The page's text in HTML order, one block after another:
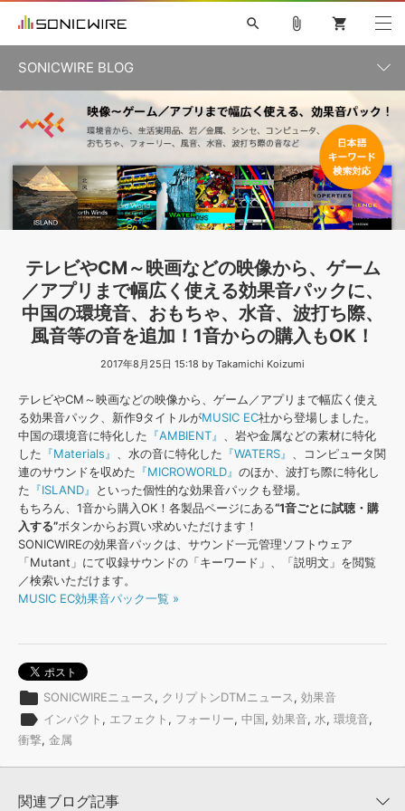
ソフト音源 »
プラグイン・エフェクト »
ソフトウェア／ツール »
効果音 »
BGM »
キャンペーン »
ニュースレター »
SONICWIREブログ »
製品サポート情報 »
DTMガイド »
お問い合わせ »
音楽カード製作サービス
無償のサウンド管理ソフト
次世代型ボーカル・エディタ
APS 映像のBGM・セリフを音声分離
SLS
search
初音ミク V4X 鏡音リン・レン V4X
巡音ルカ V4X
ボーカル抜き出し
MEIKO V3 KAITO V3
MASSIVE
SYLENTH1
VOCALOID VIENNA
ライセンスフリーBGM
TOONTRACK
サンプルパックを試そう
MUTANT
シネマティック音源特集
EZdrummer2
KOTO NATION
ソフト音源 プラグイン・エフェクト サンプルパック
ソフトウェア／ツール DAW 効果音 BGM
attach_file shopping_cart
SONICWIRE BLOG
カテゴリ一覧
記事一覧
テレビやCM～映画などの映像から、ゲーム
／アプリまで幅広く使える効果音パックに、
中国の環境音、おもちゃ、水音、波打ち際、
風音等の音を追加！1音からの購入もOK！
2017年8月25日 15:18 by Takamichi Koizumi
テレビやCM～映画などの映像から、ゲーム／アプリまで幅広く使え
る効果音パック、新作9タイトルがMUSIC EC社から登場しました。
中国の環境音に特化した 『AMBIENT』
、岩や金属などの素材に特化
した 『Materials』 、水の音に特化した 『WATERS』
、コンピュータ関
連のサウンドを収めた 『MICROWORLD』 のほか、波打ち際に特化し
た 『ISLAND』
といった個性的な効果音パックも登場。
もちろん、1音から購入OK！各製品ページにある“1音ごとに試聴・購
入する”ボタンからお買い求めいただけます！
SONICWIREの効果音パックは、サウンド一元管理ソフトウェア
「Mutant」にて収録サウンドの「キーワード」、「説明文」を閲覧
／検索いただけます。
MUSIC EC効果音パック一覧 »
folder SONICWIREニュース, クリプトンDTMニュース, 効果音
label インパクト , エフェクト , フォーリー, 中国, 効果音, 水, 環境音,
衝撃, 金属
関連ブログ記事